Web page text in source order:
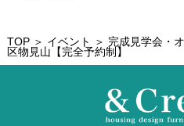
TOP＞ イベント
＞ 完成見学会・
区物見山【完全予約制】